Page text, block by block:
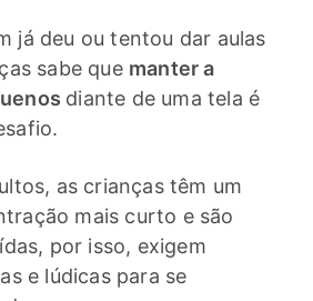
já deu ou tentou dar aulas
sabe que manter a
diante de uma tela é
as crianças têm um
mais curto e são
por isso, exigem
e lúdicas para se